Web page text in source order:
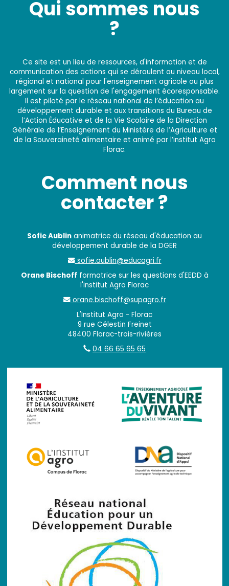
Qui sommes nous
?
Ce site est un lieu de ressources, d'information et de
communication des actions qui se déroulent au niveau local,
régional et national pour l'enseignement agricole ou plus
largement sur la question de l'engagement écoresponsable.
Il est piloté par le réseau national de l’éducation au
développement durable et aux transitions du Bureau de
l’Action Éducative et de la Vie Scolaire de la Direction
Générale de l’Enseignement du Ministère de l’Agriculture et
de la Souveraineté alimentaire et animé par l’institut Agro
Florac.
Comment nous
contacter ?
Sofie Aublin animatrice du réseau d'éducation au
développement durable de la DGER
sofie.aublin@educagri.fr
Orane Bischoff formatrice sur les questions d'EEDD à
l'institut Agro Florac
orane.bischoff@supagro.fr
L'Institut Agro - Florac
9 rue Célestin Freinet
48400 Florac-trois-rivières
04 66 65 65 65